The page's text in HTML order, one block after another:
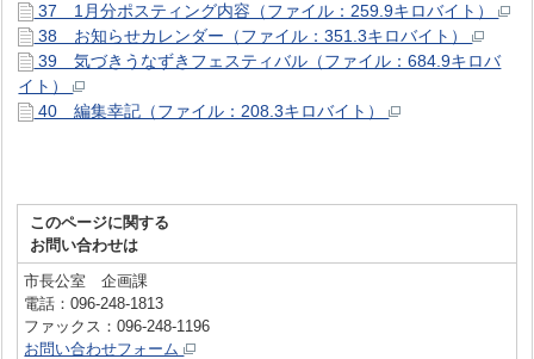
37 1月分ポスティング内容（ファイル：259.9キロバイト）
38 お知らせカレンダー（ファイル：351.3キロバイト）
39 気づきうなずきフェスティバル（ファイル：684.9キロバ
イト）
40 編集幸記（ファイル：208.3キロバイト）
このページに関する
お問い合わせは
市長公室 企画課
電話：096-248-1813
ファックス：096-248-1196
お問い合わせフォーム